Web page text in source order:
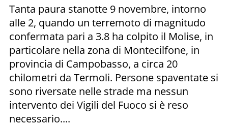
Tanta paura stanotte 9 novembre, intorno
alle 2, quando un terremoto di magnitudo
confermata pari a 3.8 ha colpito il Molise, in
particolare nella zona di Montecilfone, in
provincia di Campobasso, a circa 20
chilometri da Termoli. Persone spaventate si
sono riversate nelle strade ma nessun
intervento dei Vigili del Fuoco si è reso
necessario....